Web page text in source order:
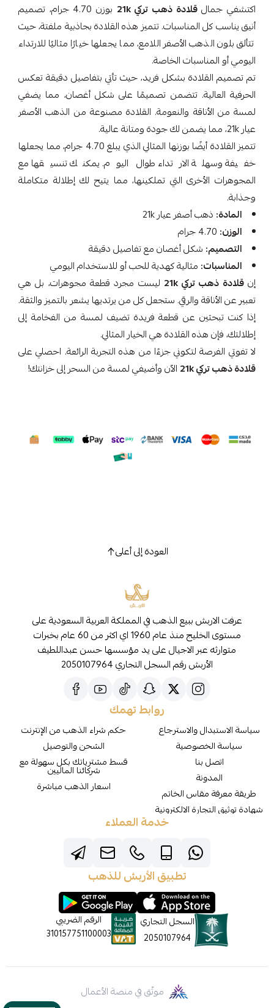
اكتشفي جمالقلادة ذهب تركي 21k
بوزن 4.70 جرام، تصميم
أنيق يناسب كل المناسبات. تتميز هذه القلادة بجاذبية ملفتة، حيث
تتألق بلون الذهب الأصفر اللامع، مما يجعلها خيارًا مثاليًا للارتداء
اليومي أو المناسبات الخاصة.
تم تصميم القلادة بشكل فريد، حيث تأتي بتفاصيل دقيقة تعكس
الحرفية العالية. تتضمن تصميمًا على شكل أغصان، مما يضفي
لمسة من الأناقة والنعومة. القلادة مصنوعة من الذهب الأصفر
عيار 21k، مما يضمن لك جودة ومتانة عالية.
تتميز القلادة أيضًا بوزنها المثالي الذي يبلغ 4.70 جرام، مما يجعلها
خفيفة وسهلة الارتداء طوال اليوم. يمكنك تنسيقها مع
المجوهرات الأخرى التي تملكينها، مما يتيح لك إطلالة متكاملة
وجذابة.
المادة: ذهب أصفر عيار 21k
الوزن:
التصميم: شكل أغصان مع تفاصيل دقيقة
المناسبات: مثالية كهدية للحب أو للاستخدام اليومي
إنقلادة ذهب تركي 21k
ليست مجرد قطعة مجوهرات، بل هي
تعبير عن الأناقة والرقي. ستجعل كل من يرتديها يشعر بالتميز والثقة.
إذا كنت تبحثين عن قطعة فريدة تضيف لمسة من الفخامة إلى
إطلالتك، فإن هذه القلادة هي الخيار المثالي.
لا تفوتي الفرصة لتكوني جزءًا من هذه التجربة الرائعة. احصلي على
قلادة ذهب تركي 21k
الآن وأضيفي لمسة من السحر إلى خزانتك!
العودة إلى أعلى
عرفت الاربش ببيع الذهب في المملكة العربية السعودية على
مستوى الخليج منذ عام 1960 اي اكثر من 60 عام بخبرات
متوارثه عبر الاجيال على يد مؤسسها حسن عبداللطيف
الأربش رقم السجل التجاري 2050107964
روابط تهمك
سياسة الاستبدال والاسترجاع
سياسة الخصوصية
اتصل بنا
المدونة
طريقة معرفة مقاس الخاتم
شهادة توثيق التجارة الالكترونية
حكم شراء الذهب من الإنترنت
الشحن والتوصيل
قسط مشترياتك بكل سهولة مع
شركائنا الماليين
اسعار الذهب مباشرة
خدمة العملاء
تطبيق الأربش للذهب
السجل التجاري
2050107964
الرقم الضريبي
310157751100003
موثّق في منصة الأعمال